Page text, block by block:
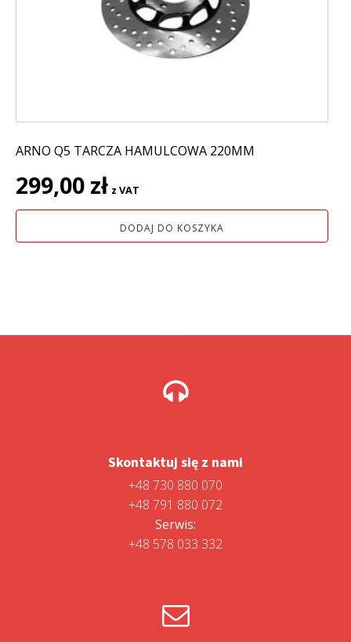
ARNO Q5 TARCZA HAMULCOWA 220MM
299,00 zł z VAT
DODAJ DO KOSZYKA
Skontaktuj się z nami
+48 730 880 070
+48 791 880 072
Serwis:
+48 578 033 332